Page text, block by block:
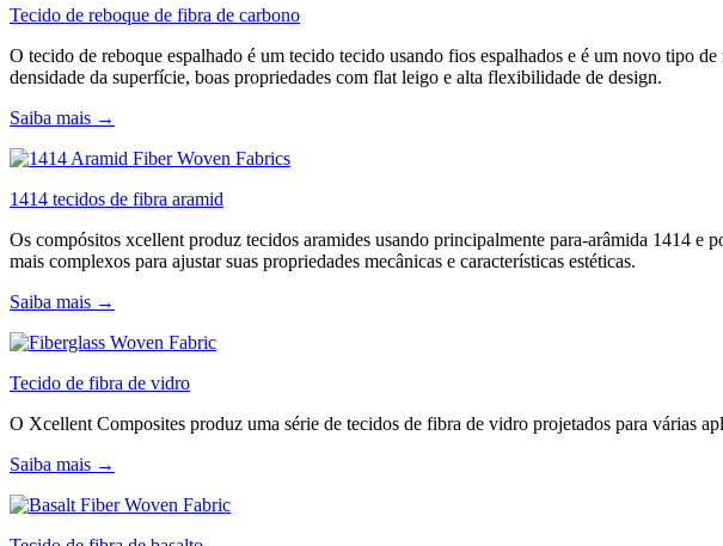
Tecido de reboque de fibra de carbono
O tecido de reboque espalhado é um tecido tecido usando fios espalhados e é um novo tipo
densidade da superfície, boas propriedades com flat leigo e alta flexibilidade de design.
Saiba mais →
1414 tecidos de fibra aramid
Os compósitos xcellent produz tecidos aramides usando principalmente para-arâmida 1414 e
mais complexos para ajustar suas propriedades mecânicas e características estéticas.
Saiba mais →
Tecido de fibra de vidro
O Xcellent Composites produz uma série de tecidos de fibra de vidro projetados para várias
Saiba mais →